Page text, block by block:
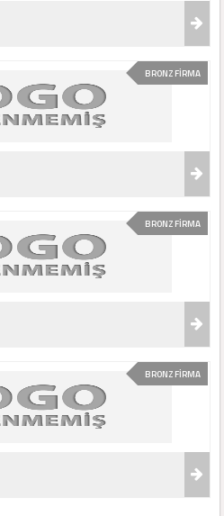
BRONZ FİRMA
BRONZ FİRMA
BRONZ FİRMA